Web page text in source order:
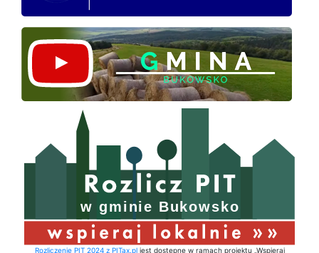
Rozliczenie PIT 2024 z PITax.pljest dostępne w ramach projektu „Wspieraj